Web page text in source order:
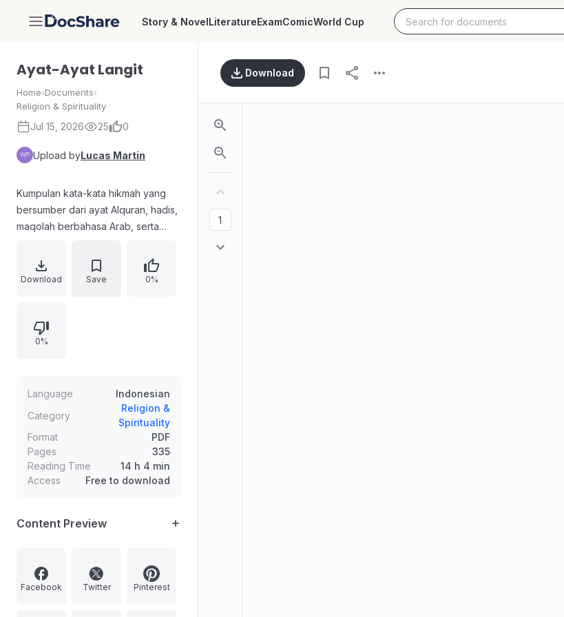
DocShare Story & NovelLiteratureExamComicWorld Cup
Ayat-Ayat Langit
Home›Documents›
Religion & Spirituality
Jul 15, 2026 25 0
Upload byLucas Martin
Kumpulan kata-kata hikmah yang
bersumber dari ayat Alquran, hadis,
maqolah berbahasa Arab, serta
disertai tema pembinaan potensi
diri. Materi memuat ayat-ayat
ciri orang beriman serta bertakwa,
godaan dunia, doa dan syukur,
Download Save 0%
0%
Language
Indonesian
Category
Religion &
Spirituality
Format
PDF
Pages
335
Reading Time
14 h 4 min
Access
Free to download
Content Preview
Facebook Twitter Pinterest
Download